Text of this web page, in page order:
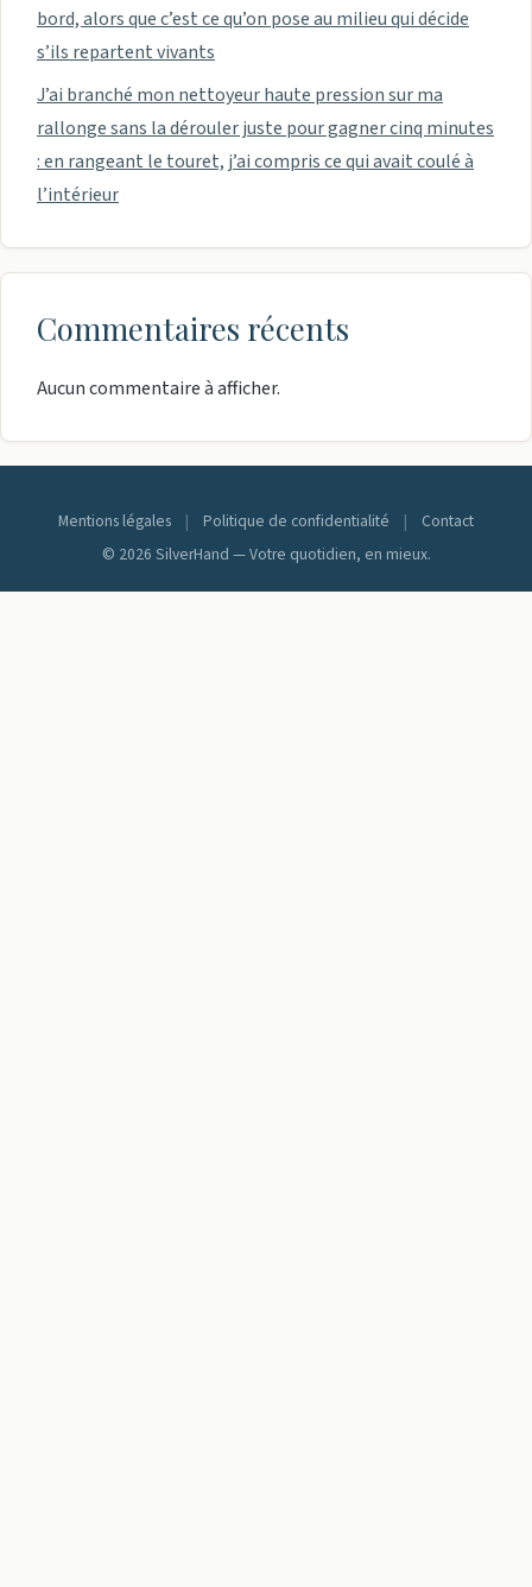
bord, alors que c’est ce qu’on pose au milieu qui décide
s’ils repartent vivants
J’ai branché mon nettoyeur haute pression sur ma
rallonge sans la dérouler juste pour gagner cinq minutes
: en rangeant le touret, j’ai compris ce qui avait coulé à
l’intérieur
Commentaires récents
Aucun commentaire à afficher.
Mentions légales | Politique de confidentialité |
Contact
© 2026 SilverHand — Votre quotidien, en mieux.